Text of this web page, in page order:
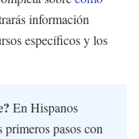
información
específicos y los
En Hispanos
primeros pasos con